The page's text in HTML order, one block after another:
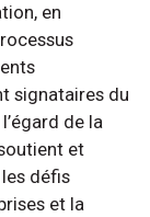
en
signataires du
de la
et
défis
et la